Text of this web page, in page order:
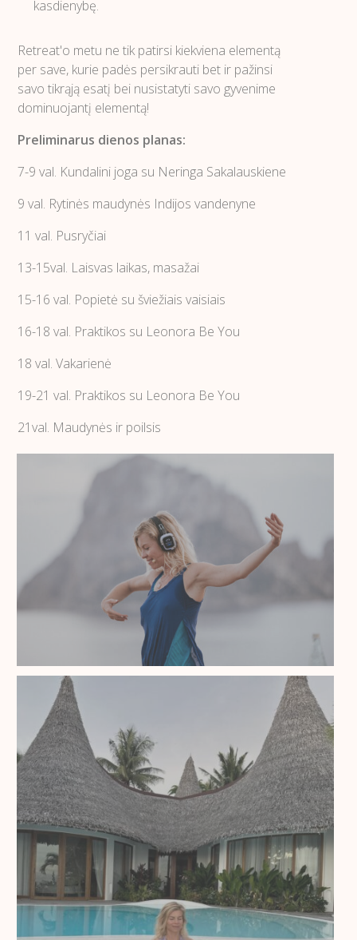
kasdienybę.
Retreat'o metu ne tik patirsi kiekviena elementą
per save, kurie padės persikrauti bet ir pažinsi
savo tikrąją esatį bei nusistatyti savo gyvenime
dominuojantį elementą!
Preliminarus dienos planas:
7-9 val. Kundalini joga su Neringa Sakalauskiene
9 val. Rytinės maudynės Indijos vandenyne
11 val. Pusryčiai
13-15val. Laisvas laikas, masažai
15-16 val. Popietė su šviežiais vaisiais
16-18 val. Praktikos su Leonora Be You
18 val. Vakarienė
19-21 val. Praktikos su Leonora Be You
21val. Maudynės ir poilsis